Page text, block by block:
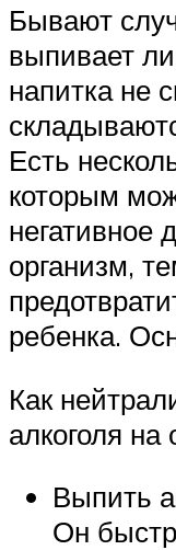
Бывают
выпивает
напитка не
Есть
которым
негативное
организм,
ребенка.
Как
алкоголя на
Выпить
Он